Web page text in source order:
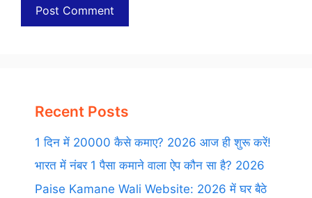
Recent Posts
1 दिन में 20000 कैसे कमाए? 2026 आज ही शुरू करें!
भारत में नंबर 1 पैसा कमाने वाला ऐप कौन सा है? 2026
Paise Kamane Wali Website: 2026 में घर बैठे